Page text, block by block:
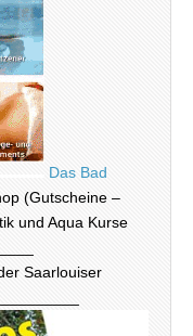
Das Bad
(Gutscheine –
und Aqua Kurse
Saarlouiser